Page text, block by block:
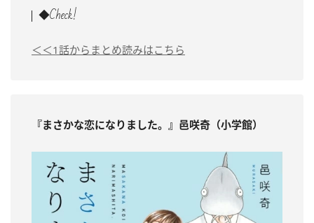
◆Check!
＜＜1話からまとめ読みはこちら
『まさかな恋になりました。』邑咲奇（小学館）